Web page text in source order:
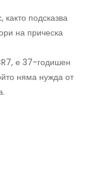
подсказва
на прическа
е 37-годишен
няма нужда от